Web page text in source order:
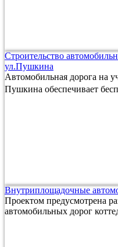
Строительство
ул.Пушкина
Автомобильная дорога на
Пушкина обеспечивает
Внутриплощадочные
Проектом предусмотрена
автомобильных дорог